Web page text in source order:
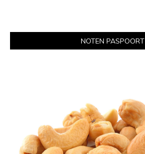
NOTEN PASPOORT